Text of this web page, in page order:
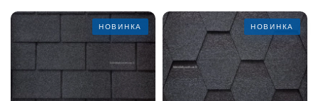
НОВИНКА НОВИНКА